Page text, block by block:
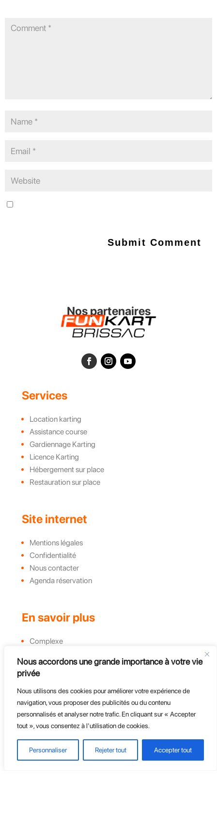
Nous accordons une grande importance à votre vie
privée
Nous utilisons des cookies pour améliorer votre expérience de
navigation, vous proposer des publicités ou du contenu
personnalisés et analyser notre trafic. En cliquant sur « Accepter
tout », vous consentez à l'utilisation de cookies.
Personnaliser Rejeter tout Accepter tout
Nos partenaires
Services
Location karting
Assistance course
Gardiennage Karting
Licence Karting
Hébergement sur place
Restauration sur place
Site internet
Mentions légales
Confidentialité
Nous contacter
Agenda réservation
En savoir plus
Complexe
Challenges
Groupe, CE et Entreprises
Course d'endurance